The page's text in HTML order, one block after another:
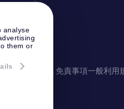
analyse
them or
ーポリシー & 免責事項一般利用